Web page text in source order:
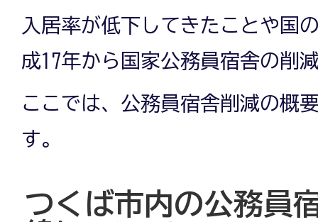
入居率が低下してきたことや国
成17年から国家公務員宿舎の削
ここでは、公務員宿舎削減の概
す。
つくば市内の公務員